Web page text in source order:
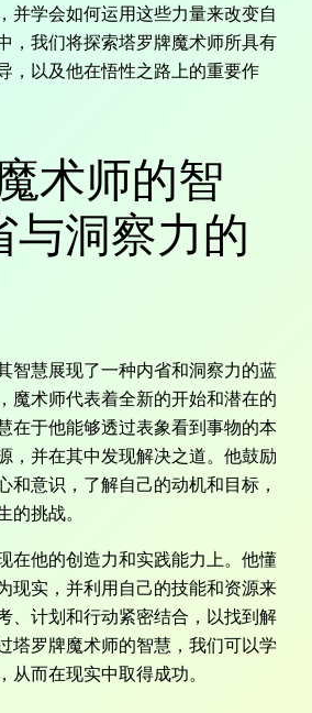
并学会如何运用这些力量来改变自
，我们将探索塔罗牌魔术师所具有
，以及他在悟性之路上的重要作
术师的智
与洞察力的
智慧展现了一种内省和洞察力的蓝
魔术师代表着全新的开始和潜在的
在于他能够透过表象看到事物的本
，并在其中发现解决之道。他鼓励
和意识，了解自己的动机和目标，
的挑战。
在他的创造力和实践能力上。他懂
现实，并利用自己的技能和资源来
、计划和行动紧密结合，以找到解
塔罗牌魔术师的智慧，我们可以学
从而在现实中取得成功。